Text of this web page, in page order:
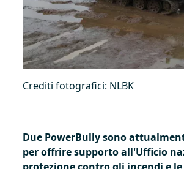
Crediti fotografici: NLBK
Due PowerBully sono
per offrire supporto all'Ufficio